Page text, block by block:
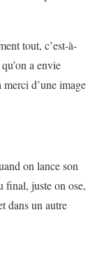
tout, c’est-à-
a envie
d’une image
on lance son
final, juste on ose,
dans un autre